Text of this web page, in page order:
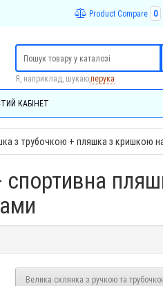
Product Compare 0
Я, наприклад, шукаю,перука
КАБІНЕТ
з трубочкою + пляшка з кришкою
Велика склянка з ручкою та